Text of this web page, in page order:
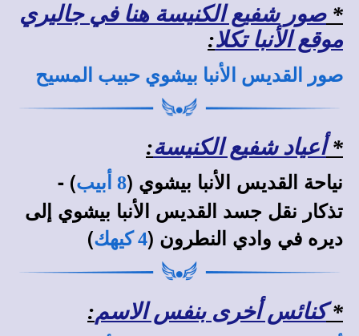
*صور شفيع الكنيسة هنا في جاليري
موقع الأنبا تكلا:
صور القديس الأنبا بيشوي حبيب المسيح
*أعياد شفيع الكنيسة:
نياحة القديس الأنبا بيشوي (8 أبيب
) -
تذكار نقل جسد القديس الأنبا بيشوي إلى
ديره في وادي النطرون (4 كيهك )
*كنائس أخرى بنفس الاسم: